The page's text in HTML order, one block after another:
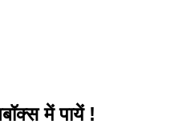
में पायें !